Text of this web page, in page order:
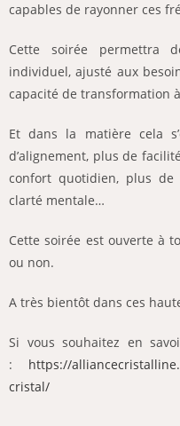
capables de rayonner ces
Cette soirée permettra
individuel, ajusté aux
capacité de transformation
Et dans la matière cela
d’alignement, plus de
confort quotidien, plus
clarté mentale…
Cette soirée est ouverte à
ou non.
A très bientôt dans ces
Si vous souhaitez en
: https://
cristal/